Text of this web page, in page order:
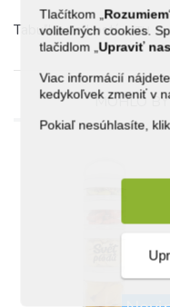
Tlačítkom „Rozumiem
voliteľných cookies.
tlačidlom „Upraviť
Viac informácií nájdete
kedykoľvek zmeniť v
Pokiaľ nesúhlasíte,
Tabuľka veľkostí TU
MOHLO